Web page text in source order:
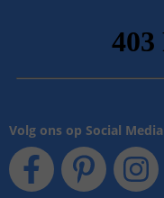
Volg ons op Social Media